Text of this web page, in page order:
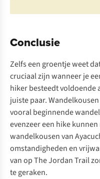
Conclusie
Zelfs een groentje weet
cruciaal zijn wanneer je
hiker besteedt voldoende
juiste paar.
vooral beginnende
evenzeer een hike
wandelkousen van
omstandigheden en
van op The Jordan Trail
te geraken.